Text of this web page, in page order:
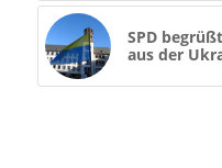
SPD
aus der